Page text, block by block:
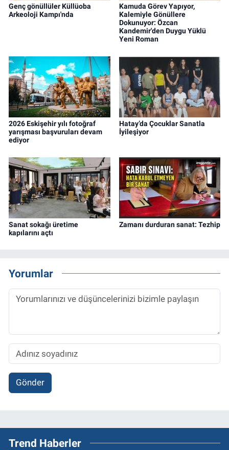
Genç gönüllüler Küllüoba
Arkeoloji Kampı'nda
Kamuda Görev Yapıyor,
Kalemiyle Gönüllere
Dokunuyor: Özcan
Kandemir'den Duygu Yüklü
Yeni Roman
2026 Eskişehir yılı fotoğraf
yarışması başvuruları devam
ediyor
Hatay’da Çocuklar Sanatla
İyileşiyor
Sanat sokağı üretime
kapılarını açtı
Zamanı durduran sanat: Tezhip
Yorumlar
Gönder
Trend Haberler